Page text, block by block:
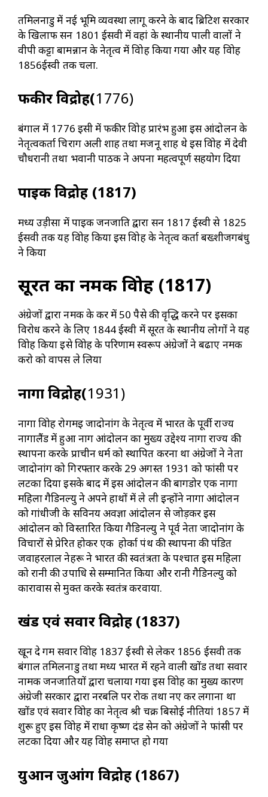
तमिलनाडु में नई भूमि व्यवस्था लागू करने के बाद ब्रिटिश सरकार
के खिलाफ सन 1801 ईसवी में वहां के स्थानीय पाली वालों ने
वीपी कट्टा बामन्नान के नेतृत्व में विद्रोह किया गया और यह विद्रोह
1856ईस्वी तक चला.
फकीर विद्रोह(1776)
बंगाल में 1776 इसी में फकीर विद्रोह प्रारंभ हुआ इस आंदोलन के
नेतृत्वकर्ता चिराग अली शाह तथा मजनू शाह थे इस विद्रोह में देवी
चौधरानी तथा भवानी पाठक ने अपना महत्वपूर्ण सहयोग दिया
पाइक विद्रोह (1817)
मध्य उड़ीसा में पाइक जनजाति द्वारा सन 1817 ईस्वी से 1825
ईसवी तक यह विद्रोह किया इस विद्रोह के नेतृत्व कर्ता बख्शीजगबंधु
ने किया
सूरत का नमक विद्रोह (1817)
अंग्रेजों द्वारा नमक के कर में 50 पैसे की वृद्धि करने पर इसका
विरोध करने के लिए 1844 ईस्वी में सूरत के स्थानीय लोगों ने यह
विद्रोह किया इसे विद्रोह के परिणाम स्वरूप अंग्रेजों ने बढाए नमक
करो को वापस ले लिया
नागा विद्रोह(1931)
नागा विद्रोह रोगमइ जादोनांग के नेतृत्व में भारत के पूर्वी राज्य
नागालैंड में हुआ नाग आंदोलन का मुख्य उद्देश्य नागा राज्य की
स्थापना करके प्राचीन धर्म को स्थापित करना था अंग्रेजों ने नेता
जादोनांग को गिरफ्तार करके 29 अगस्त 1931 को फांसी पर
लटका दिया इसके बाद में इस आंदोलन की बागडोर एक नागा
महिला गैडिनल्यु ने अपने हाथों में ले ली इन्होंने नागा आंदोलन
को गांधीजी के सविनय अवज्ञा आंदोलन से जोड़कर इस
आंदोलन को विस्तारित किया गैडिनल्यु ने पूर्व नेता जादोनांग के
विचारों से प्रेरित होकर एक होर्का पंथ की स्थापना की पंडित
जवाहरलाल नेहरू ने भारत की स्वतंत्रता के पश्चात इस महिला
को रानी की उपाधि से सम्मानित किया और रानी गैडिनल्यु को
कारावास से मुक्त करके स्वतंत्र करवाया.
खंड एवं सवार विद्रोह (1837)
खून दे गम सवार विद्रोह 1837 ईस्वी से लेकर 1856 ईसवी तक
बंगाल तमिलनाडु तथा मध्य भारत में रहने वाली खोंड तथा सवार
नामक जनजातियों द्वारा चलाया गया इस विद्रोह का मुख्य कारण
अंग्रेजी सरकार द्वारा नरबलि पर रोक तथा नए कर लगाना था
खोंड एवं सवार विद्रोह का नेतृत्व श्री चक्र बिसोई नीतियां 1857 में
शुरू हुए इस विद्रोह में राधा कृष्ण दंड सेन को अंग्रेजों ने फांसी पर
लटका दिया और यह विद्रोह समाप्त हो गया
युआन जुआंग विद्रोह (1867)